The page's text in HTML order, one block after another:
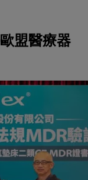
盟醫療器